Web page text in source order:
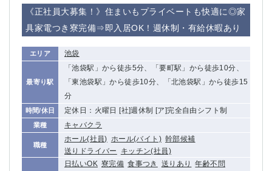
《正社員大募集！》住まいもプライベートも快適に◎家
具家電つき寮完備⇒即入居OK！週休制・有給休暇あり
エリア 池袋
最寄り駅
「池袋駅」から徒歩5分、「要町駅」から徒歩10分、
「東池袋駅」から徒歩10分、「北池袋駅」から徒歩15
分
時間/休日 定休日：火曜日 [社]週休制 [ア]完全自由シフト制
業種 キャバクラ
職種
ホール(社員) ホール(バイト) 幹部候補
送りドライバー
キッチン(社員)
日払いOK 寮完備 食事つき 送りあり
年齢不問
蒲田東口
多摩センター
立川（南口）
新宿
中野
中目黒
吉祥寺（南口／公園口）
小作・羽村・福生エリア
自由が丘
四谷
錦糸町南口
下北沢・経堂
金町（北口）
成増駅徒歩3分の好立地！①JR埼京線「赤羽駅」から徒歩2分 ②東